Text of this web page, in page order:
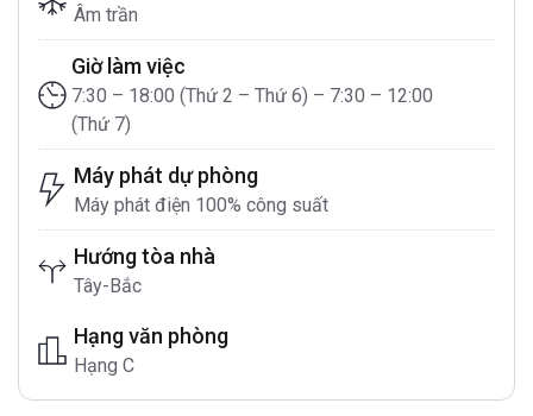
Âm trần
Giờ làm việc
7:30 – 18:00 (Thứ 2 – Thứ 6) – 7:30 – 12:00
(Thứ 7)
Máy phát dự phòng
Máy phát điện 100% công suất
Hướng tòa nhà
Tây-Bắc
Hạng văn phòng
Hạng C